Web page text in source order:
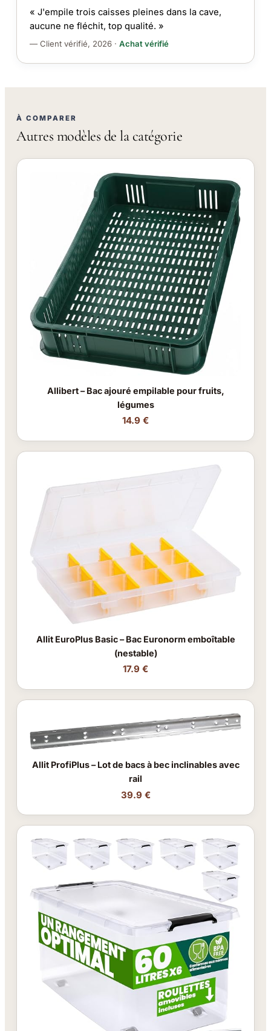
« J'empile trois caisses pleines dans la cave,
aucune ne fléchit, top qualité. »
— Client vérifié, 2026 · Achat vérifié
À COMPARER
Autres modèles de la catégorie
Allibert – Bac ajouré empilable pour fruits,
légumes
14.9 €
Allit EuroPlus Basic – Bac Euronorm emboîtable
(nestable)
17.9 €
Allit ProfiPlus – Lot de bacs à bec inclinables avec
rail
39.9 €